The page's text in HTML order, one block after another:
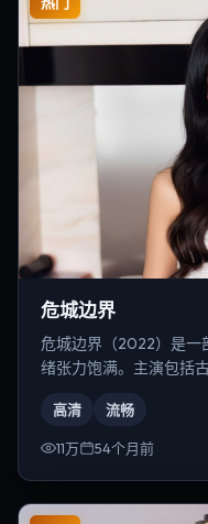
危城边界
危城边界（2022）是一
绪张力饱满。主演包括
高清 流畅
11万 54个月前